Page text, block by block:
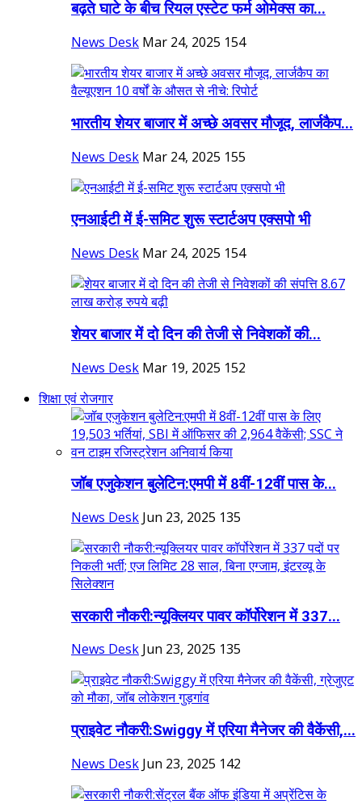
बढ़ते घाटे के बीच रियल एस्टेट फर्म ओमेक्स का...
News Desk Mar 24, 2025 154
भारतीय शेयर बाजार में अच्छे अवसर मौजूद, लार्जकैप...
News Desk Mar 24, 2025 155
एनआईटी में ई-समिट शुरू स्टार्टअप एक्सपो भी
News Desk Mar 24, 2025 154
शेयर बाजार में दो दिन की तेजी से निवेशकों की...
News Desk Mar 19, 2025 152
शिक्षा एवं रोजगार
जॉब एजुकेशन बुलेटिन:एमपी में 8वीं-12वीं पास के...
News Desk Jun 23, 2025 135
सरकारी नौकरी:न्यूक्लियर पावर कॉर्पोरेशन में 337...
News Desk Jun 23, 2025 135
प्राइवेट नौकरी:Swiggy में एरिया मैनेजर की वैकेंसी,...
News Desk Jun 23, 2025 142